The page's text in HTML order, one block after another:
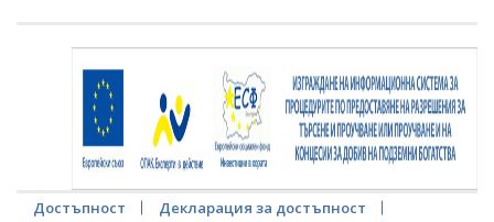
Достъпност
Декларация за достъпност